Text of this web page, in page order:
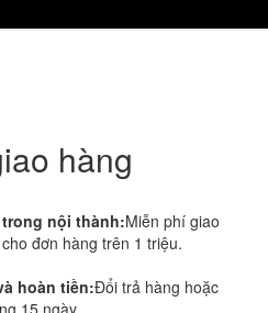
hàng
nội thành:Miễn phí giao
đơn hàng trên 1 triệu.
hoàn tiền:Đổi trả hàng hoặc